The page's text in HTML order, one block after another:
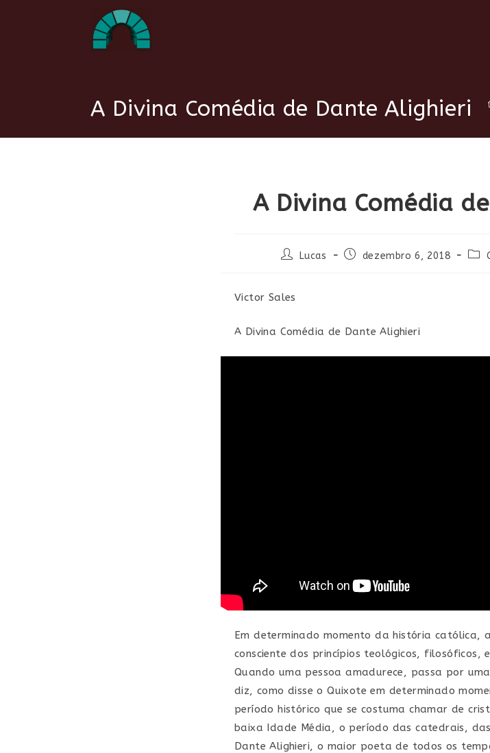
A Divina Comédia de Dante Alighieri
A Divina Comédia
AutorLucas
Postdezembro 6, 2018
Victor Sales
A Divina Comédia de Dante Alighieri
Em determinado momento da história católica,
consciente dos princípios teológicos, filosóficos,
Quando uma pessoa amadurece, passa por
diz, como disse o Quixote em determinado
período histórico que se costuma chamar de
baixa Idade Média, o período das catedrais,
Dante Alighieri, o maior poeta de todos os